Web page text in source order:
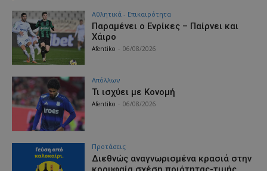
Αθλητικά - Επικαιρότητα
Παραμένει ο Ενρίκες – Παίρνει και
Χάιρο
Afentiko 06/08/2026
Απόλλων
Τι ισχύει με Κονομή
Afentiko 06/08/2026
Προτάσεις
Διεθνώς αναγνωρισμένα κρασιά στην